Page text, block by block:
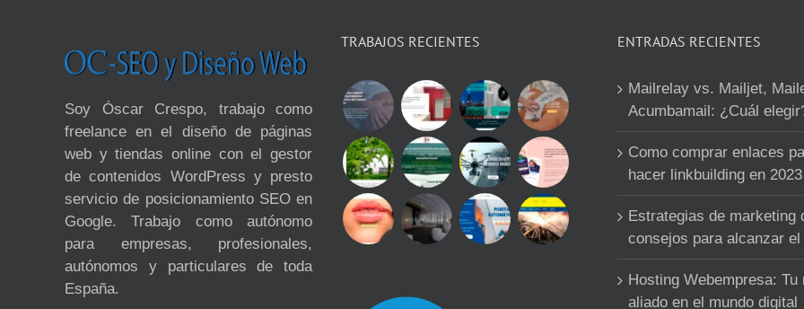
Soy Óscar Crespo, trabajo como
freelance en el diseño de páginas
web y tiendas online con el gestor
de contenidos WordPress y presto
servicio de posicionamiento SEO en
Google. Trabajo como autónomo
para empresas, profesionales,
autónomos y particulares de toda
España.
TRABAJOS RECIENTES ENTRADAS RECIENTES
Mailrelay vs. Mailjet,
Acumbamail: ¿Cuál
Como comprar enlaces
hacer linkbuilding en 2023
Estrategias de marketing
consejos para alcanzar
Hosting Webempresa: Tu
aliado en el mundo digital